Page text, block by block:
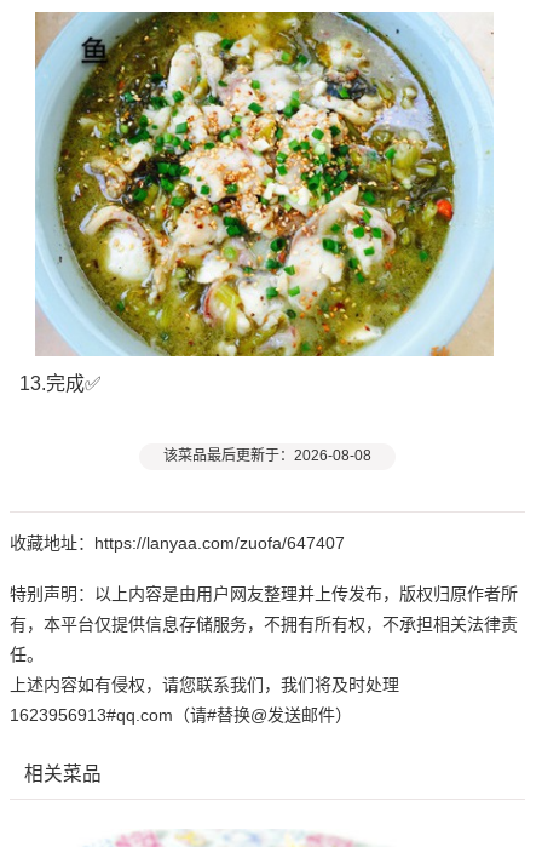
13.完成✅
该菜品最后更新于：2026-08-08
收藏地址：https://lanyaa.com/zuofa/647407
特别声明：以上内容是由用户网友整理并上传发布，版权归原作者所
有，本平台仅提供信息存储服务，不拥有所有权，不承担相关法律责
任。
上述内容如有侵权，请您联系我们，我们将及时处理
1623956913#qq.com（请#替换@发送邮件）
相关菜品